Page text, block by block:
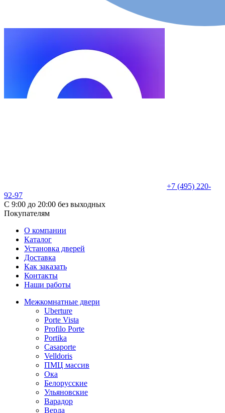
+7 (495) 220-
92-97
С 9:00 до 20:00 без выходных
Покупателям
О компании
Каталог
Установка дверей
Доставка
Как заказать
Контакты
Наши работы
Межкомнатные двери
Uberture
Porte Vista
Profilo Porte
Portika
Casaporte
Velldoris
ПМЦ массив
Ока
Белорусские
Ульяновские
Варадор
Верда